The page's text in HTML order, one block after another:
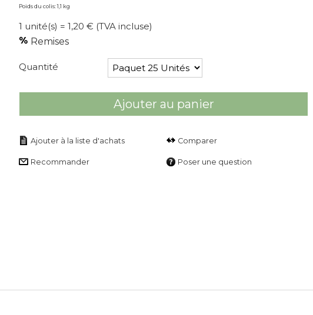
Poids du colis: 1,1 kg
1 unité(s) = 1,20 € (TVA incluse)
Remises
Quantité
Ajouter au panier
Comparer
Recommander Poser une question